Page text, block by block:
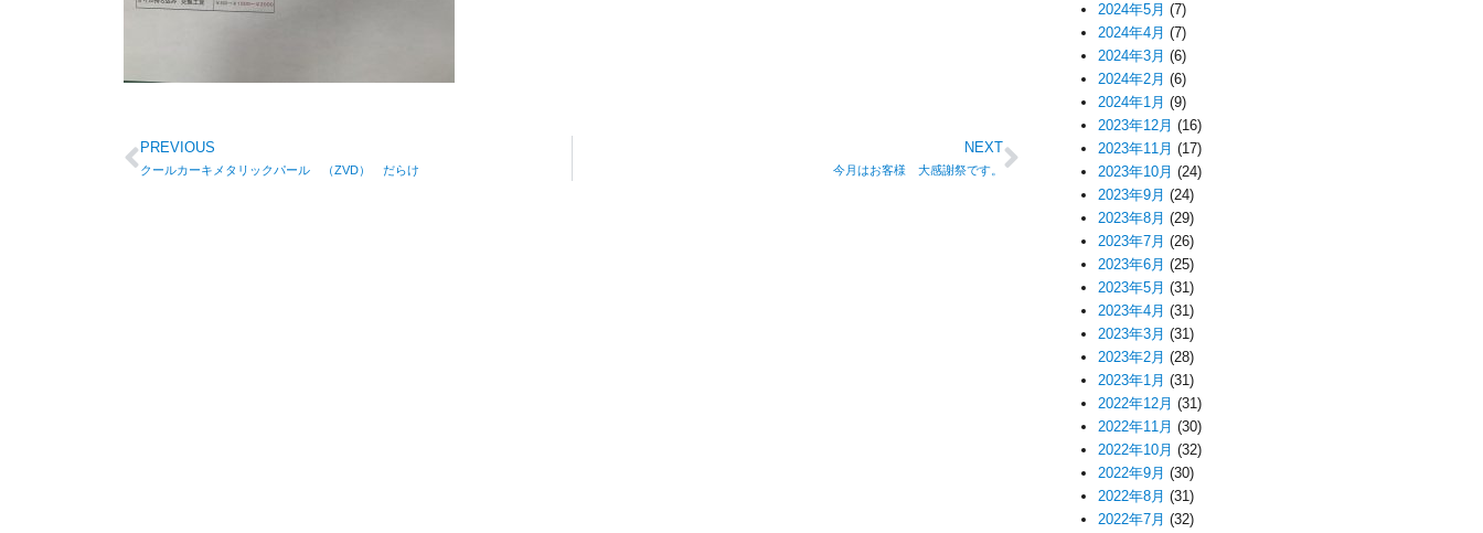
PREVIOUS
クールカーキメタリックパール （ZVD） だらけ
NEXT
今月はお客様 大感謝祭です。
2024年5月 (7)
2024年4月 (7)
2024年3月 (6)
2024年2月 (6)
2024年1月 (9)
2023年12月 (16)
2023年11月 (17)
2023年10月 (24)
2023年9月 (24)
2023年8月 (29)
2023年7月 (26)
2023年6月 (25)
2023年5月 (31)
2023年4月 (31)
2023年3月 (31)
2023年2月 (28)
2023年1月 (31)
2022年12月 (31)
2022年11月 (30)
2022年10月 (32)
2022年9月 (30)
2022年8月 (31)
2022年7月 (32)